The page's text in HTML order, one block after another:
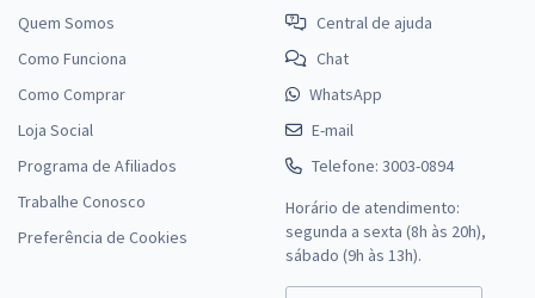
Quem Somos
Como Funciona
Como Comprar
Loja Social
Programa de Afiliados
Trabalhe Conosco
Preferência de Cookies
Central de ajuda
Chat
WhatsApp
E-mail
Telefone: 3003-0894
Horário de atendimento:
segunda a sexta (8h às 20h),
sábado (9h às 13h).